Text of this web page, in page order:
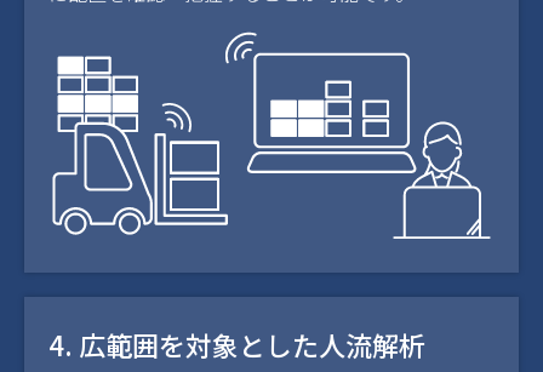
4. 広範囲を対象とした人流解析